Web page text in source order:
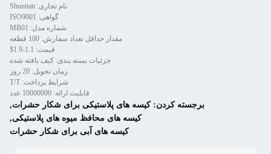
نام تجاری: Shuntian
گواهی: ISO9001
شماره مدل: MB01
مقدار حداقل تعداد سفارش: 100 قطعه
قیمت: 1.1-1.9$
جزئیات بسته بندی: کیف بافته شده
زمان تحویل: 20 روز
شرایط پرداخت: T/T
قابلیت ارائه: 10000000 عدد
برجسته کردن:کیسه های پلاستیکی برای شکار حشرات,
کیسه های محافظ میوه های پلاستیکی,
کیسه های آبی برای شکار حشرات